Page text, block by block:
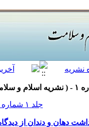
جلد ۱ شماره ۱ صفحات ۴۷-۳۸
دهان و دندان از